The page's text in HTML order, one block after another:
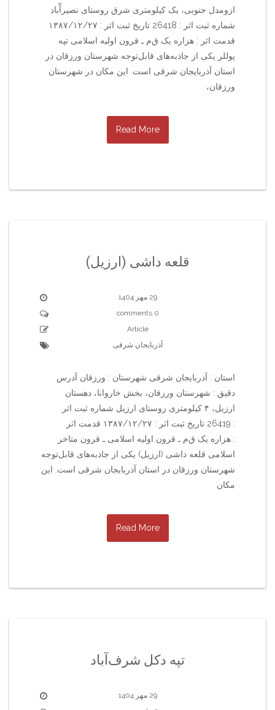
ازومدل جنوبی، یک کیلومتری شرق روستای نصیرآّباد
شماره ثبت اثر : 26418 تاریخ ثبت اثر : ۱۳۸۷/۱۲/۲۷
قدمت اثر : هزاره یک ق‌م‌ ـ قرون اولیه اسلامی تپه
پوللر یکی از جاذبه‌های قابل‌توجه شهرستان ورزقان در
استان آذربایجان شرقی است. این مکان در شهرستان
ورزقان،
Read More
قلعه داشی (ارزیل)
29 مهر 1404
0 comments
Article
آذربایجان شرقی
استان : آذربایجان شرقی شهرستان : ورزقان آدرس
دقیق : شهرستان ورزقان، بخش خاروانا، دهستان
ارزیل، ۴ کیلومتری روستای ارزیل شماره ثبت اثر
: 26419 تاریخ ثبت اثر : ۱۳۸۷/۱۲/۲۷ قدمت اثر
: هزاره یک ق‌م‌ ـ قرون اولیه اسلامی ـ قرون متاخر
اسلامی قلعه داشی (ارزیل) یکی از جاذبه‌های قابل‌توجه
شهرستان ورزقان در استان آذربایجان شرقی است. این
مکان
Read More
تپه دکل شرف‌آباد
29 مهر 1404